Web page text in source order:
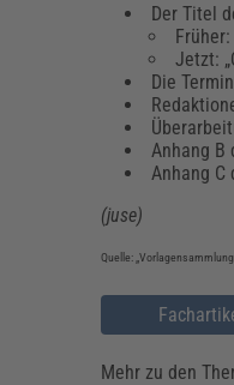
Der Titel
Jetzt:
Die
Anhang B
Anhang
(juse)
Quelle:
Mehr zu den